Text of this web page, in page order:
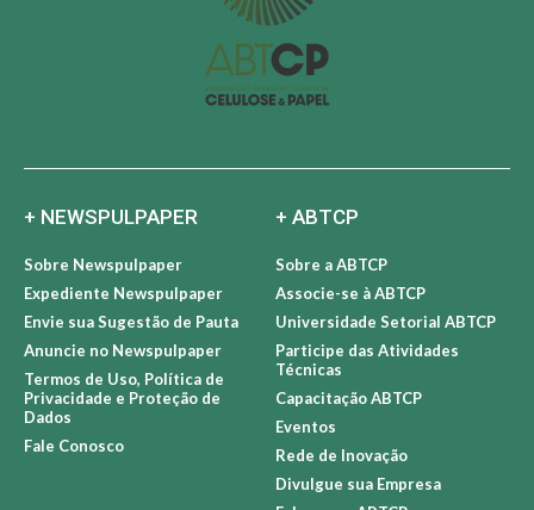
+ NEWSPULPAPER
Sobre Newspulpaper
Expediente Newspulpaper
Envie sua Sugestão de Pauta
Anuncie no Newspulpaper
Termos de Uso, Política de
Privacidade e Proteção de
Dados
Fale Conosco
+ ABTCP
Sobre a ABTCP
Associe-se à ABTCP
Universidade Setorial ABTCP
Participe das Atividades
Técnicas
Capacitação ABTCP
Eventos
Rede de Inovação
Divulgue sua Empresa